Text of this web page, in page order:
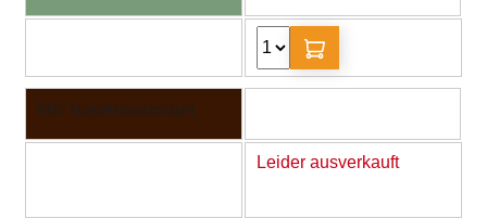
092 haselnussbraun
Leider ausverkauft